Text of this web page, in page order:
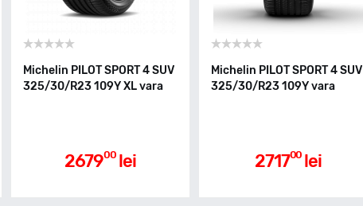
Michelin PILOT SPORT 4 SUV
325/30/R23 109Y XL vara
267900 lei
Michelin PILOT SPORT 4 SUV
325/30/R23 109Y vara
271700 lei